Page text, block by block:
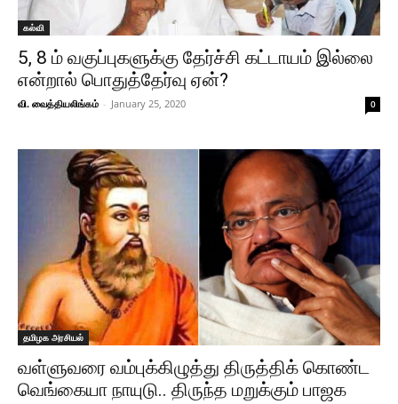
கல்வி
5, 8 ம் வகுப்புகளுக்கு தேர்ச்சி கட்டாயம் இல்லை
என்றால் பொதுத்தேர்வு ஏன்?
வி. வைத்தியலிங்கம் - January 25, 2020 0
தமிழக அரசியல்
வள்ளுவரை வம்புக்கிழுத்து திருத்திக் கொண்ட
வெங்கையா நாயுடு.. திருந்த மறுக்கும் பாஜக